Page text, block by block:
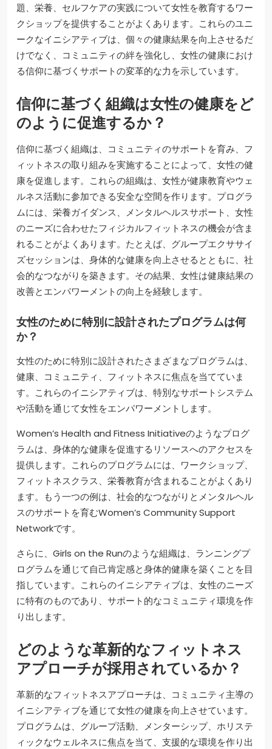
題、栄養、セルフケアの実践について女性を教育するワー
クショップを提供することがよくあります。これらのユニ
ークなイニシアティブは、個々の健康結果を向上させるだ
けでなく、コミュニティの絆を強化し、女性の健康におけ
る信仰に基づくサポートの変革的な力を示しています。
信仰に基づく組織は女性の健康をど
のように促進するか？
信仰に基づく組織は、コミュニティのサポートを育み、フ
ィットネスの取り組みを実施することによって、女性の健
康を促進します。これらの組織は、女性が健康教育やウェ
ルネス活動に参加できる安全な空間を作ります。プログラ
ムには、栄養ガイダンス、メンタルヘルスサポート、女性
のニーズに合わせたフィジカルフィットネスの機会が含ま
れることがよくあります。たとえば、グループエクササイ
ズセッションは、身体的な健康を向上させるとともに、社
会的なつながりを築きます。その結果、女性は健康結果の
改善とエンパワーメントの向上を経験します。
女性のために特別に設計されたプログラムは何
か？
女性のために特別に設計されたさまざまなプログラムは、
健康、コミュニティ、フィットネスに焦点を当てていま
す。これらのイニシアティブは、特別なサポートシステム
や活動を通じて女性をエンパワーメントします。
Women’s Health and Fitness Initiativeのようなプログ
ラムは、身体的な健康を促進するリソースへのアクセスを
提供します。これらのプログラムには、ワークショップ、
フィットネスクラス、栄養教育が含まれることがよくあり
ます。もう一つの例は、社会的なつながりとメンタルヘル
スのサポートを育むWomen’s Community Support
Networkです。
さらに、Girls on the Runのような組織は、ランニングプ
ログラムを通じて自己肯定感と身体的健康を築くことを目
指しています。これらのイニシアティブは、女性のニーズ
に特有のものであり、サポート的なコミュニティ環境を作
り出します。
どのような革新的なフィットネス
アプローチが採用されているか？
革新的なフィットネスアプローチは、コミュニティ主導の
イニシアティブを通じて女性の健康を向上させています。
プログラムは、グループ活動、メンターシップ、ホリステ
ィックなウェルネスに焦点を当て、支援的な環境を作り出